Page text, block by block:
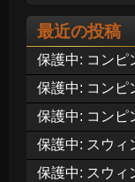
最近の投稿
保護中: コンピ
保護中: コンピ
保護中: コンピ
保護中: スウ
保護中: スウ